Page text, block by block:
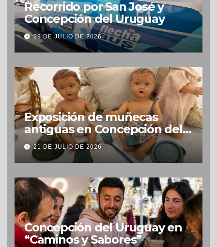
Recorrido por San José y
Concepción del Uruguay
29 DE JULIO DE 2026
Exposición de muñecas
antiguas en Concepción del
Uruguay
21 DE JULIO DE 2026
Concepción del Uruguay en
“Caminos y Sabores”